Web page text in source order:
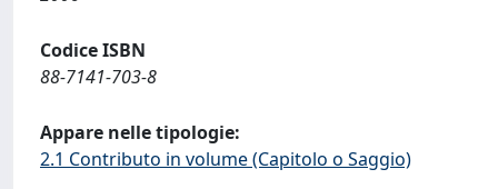
Codice ISBN
88-7141-703-8
Appare nelle tipologie:
2.1 Contributo in volume (Capitolo o Saggio)